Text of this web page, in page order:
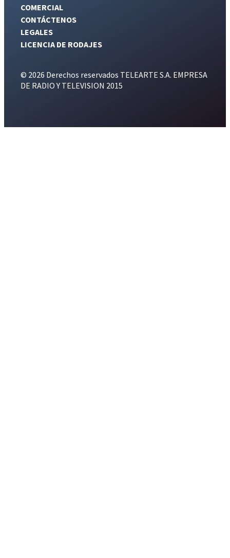
COMERCIAL
CONTÁCTENOS
LEGALES
LICENCIA DE RODAJES
© 2026 Derechos reservados TELEARTE S.A. EMPRESA
DE RADIO Y TELEVISION 2015